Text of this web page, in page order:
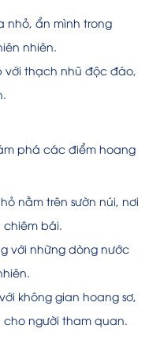
nhỏ, ẩn mình trong
nhiên.
với thạch nhũ độc đáo,
phá các điểm hoang
nằm trên sườn núi, nơi
bái.
với những dòng nước
không gian hoang sơ,
người tham quan.